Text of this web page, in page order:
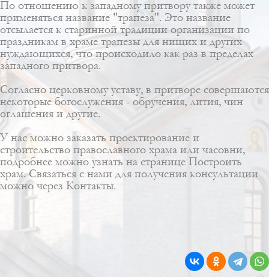
По отношению к западному притвору также может
применяться название "трапеза". Это название
отсылается к старинной традиции организации по
праздникам в храме трапезы для нищих и других
нуждающихся, что происходило как раз в пределах
западного притвора.
Согласно церковному уставу, в притворе совершаются
некоторые богослужения - обручения, лития, чин
оглашения и другие.
У нас можно заказать проектирование и
строительство православного храма или часовни,
подробнее можно узнать на странице Построить
храм. Связаться с нами для получения консультации
можно через Контакты.